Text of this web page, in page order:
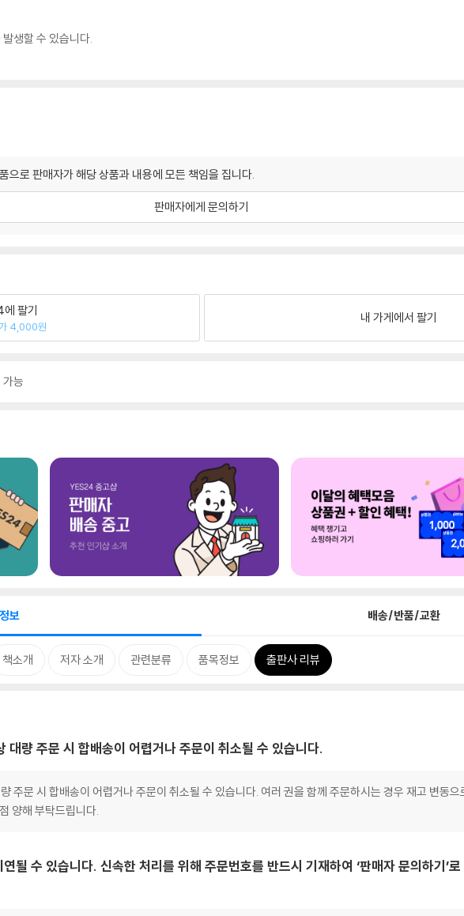
생할 수 있습니다.
으로 판매자가 해당 상품과 내용에 모든 책임을 집니다.
판매자에게 문의하기
팔기
4,000원
내 가게에서 팔기
가능
보 배송/반품/교환
책소개 저자 소개 관련분류 품목정보 출판사 리뷰
대량 주문 시 합배송이 어렵거나 주문이 취소될 수 있습니다.
주문 시 합배송이 어렵거나 주문이 취소될 수 있습니다. 여러 권을 함께 주문하시는 경우 재고 변동
양해 부탁드립니다.
될 수 있습니다. 신속한 처리를 위해 주문번호를 반드시 기재하여 ‘판매자 문의하기’